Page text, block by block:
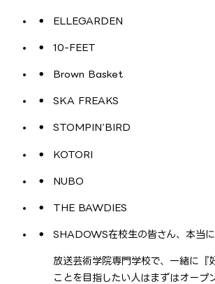
ELLEGARDEN
10-FEET
Brown Basket
SKA FREAKS
STOMPIN’BIRD
KOTORI
NUBO
THE BAWDIES
SHADOWS在校生の皆さん、本当に
放送芸術学院専門学校で、一緒に『
ことを目指したい人はまずはオープ